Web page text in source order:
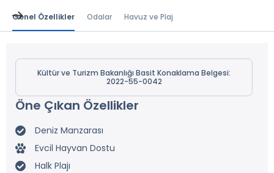
Genel Özellikler Odalar Havuz ve Plaj
Kültür ve Turizm Bakanlığı Basit Konaklama Belgesi:
2022-55-0042
Öne Çıkan Özellikler
Deniz Manzarası
Evcil Hayvan Dostu
Halk Plajı